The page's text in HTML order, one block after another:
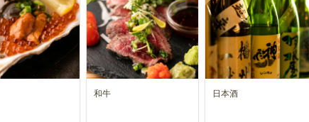
和牛 日本酒